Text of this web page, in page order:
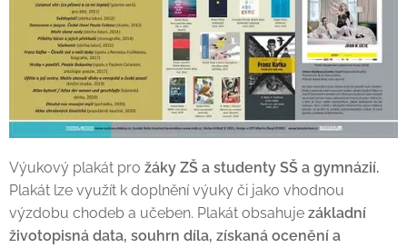
Výukový plakát pro žáky ZŠ a studenty SŠ a gymnázií.
Plakát lze využít k doplnění výuky či jako vhodnou
výzdobu chodeb a učeben. Plakát obsahuje základní
životopisná data, souhrn díla, získaná ocenění a